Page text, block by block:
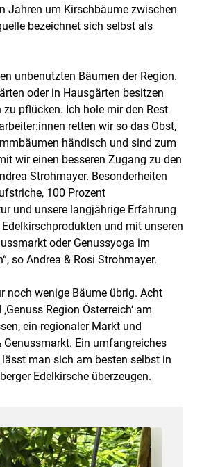
Jahren um Kirschbäume zwischen
bezeichnet sich selbst als
unbenutzten Bäumen der Region.
oder in Hausgärten besitzen
pflücken. Ich hole mir den Rest
retten wir so das Obst,
händisch und sind zum
wir einen besseren Zugang zu den
Strohmayer. Besonderheiten
100 Prozent
und unsere langjährige Erfahrung
und mit unseren
oder Genussyoga im
so Andrea & Rosi Strohmayer.
noch wenige Bäume übrig. Acht
Region Österreich‘ am
ein regionaler Markt und
Ein umfangreiches
man sich am besten selbst in
Edelkirsche überzeugen.